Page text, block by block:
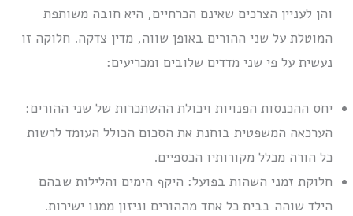
והן לעניין הצרכים שאינם הכרחיים, היא חובה משותפת
המוטלת על שני ההורים באופן שווה, מדין צדקה. חלוקה זו
נעשית על פי שני מדדים שלובים ומכריעים:
יחס ההכנסות הפנויות ויכולת ההשתכרות של שני ההורים:
הערכאה המשפטית בוחנת את הסכום הכולל העומד לרשות
כל הורה מכלל מקורותיו הכספיים.
חלוקת זמני השהות בפועל: היקף הימים והלילות שבהם
הילד שוהה בבית כל אחד מההורים וניזון ממנו ישירות.